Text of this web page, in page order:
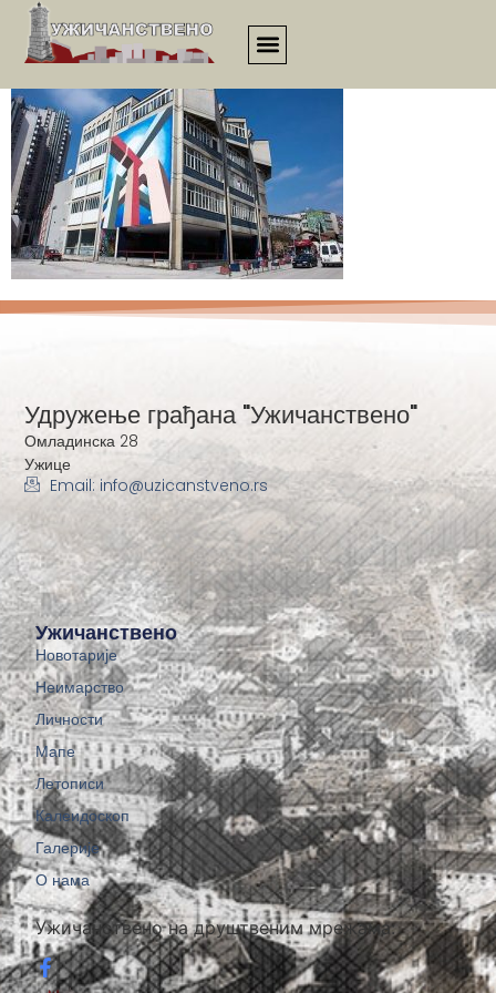
3414
Ужичанствено на друштвеним мрежама:
Ужичанствено
Новотарије
Неимарство
Личности
Мапе
Летописи
Калеидоскоп
Галерије
О нама
Удружење грађана "Ужичанствено"
Омладинска 28
Ужице
Email: info@uzicanstveno.rs